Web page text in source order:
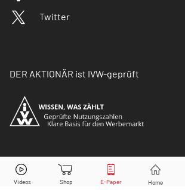
Snap Inc. Aktie jetzt handeln?
Twitter
DER AKTIONÄR ist IVW-geprüft
© Copyright 2026 Börsenmedien